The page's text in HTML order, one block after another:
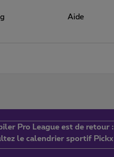
Aide
Pro League est de retour :
le calendrier sportif Pickx